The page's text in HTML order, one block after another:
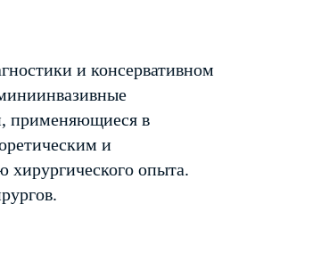
и консервативном
применяющиеся в
и
хирургического опыта.